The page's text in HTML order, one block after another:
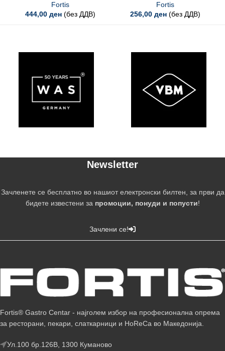
Fortis
444,00 ден (без ДДВ)
Fortis
256,00 ден (без ДДВ)
Newsletter
Зачленете се бесплатно во нашиот електронски билтен, за први да
бидете известени за промоции, понуди и попусти!
Зачлени се!
Fortis® Gastro Centar - најголем избор на професионална опрема
за ресторани, пекари, слаткарници и HoReCa во Македонија.
Ул.100 бр.126В, 1300 Куманово